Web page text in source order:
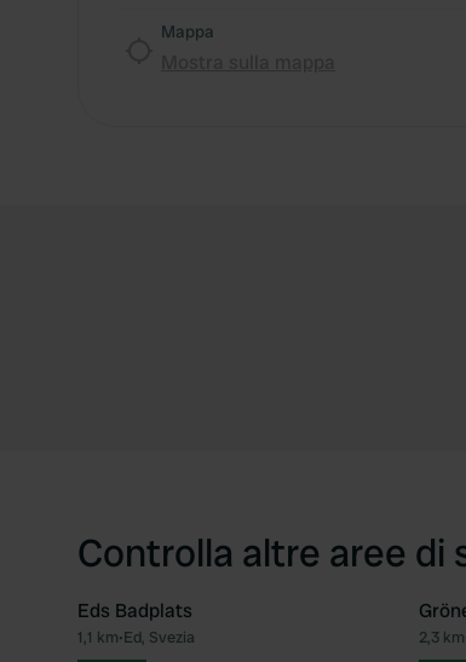
Mappa
Controlla altre aree di
Preferito
Eds Badplats
1,1 km•Ed, Svezia 2,3 km